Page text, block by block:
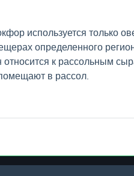
используется только
определенного
к рассольным
в рассол.